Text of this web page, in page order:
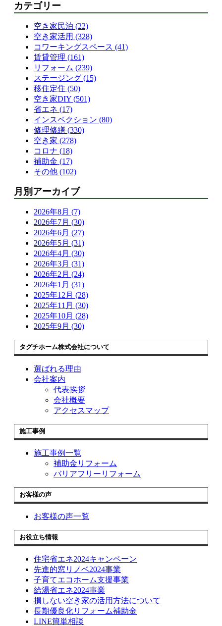
カテゴリー
空き家民泊 (22)
空き家活用 (328)
コワーキングスペース (41)
賃貸管理 (161)
リフォーム (239)
ステージング (15)
移住定住 (50)
空き家DIY (501)
省エネ (17)
インスペクション (80)
修理修繕 (330)
空き家 (278)
コロナ (18)
補助金 (17)
その他 (102)
月別アーカイブ
2026年8月 (7)
2026年7月 (30)
2026年6月 (27)
2026年5月 (31)
2026年4月 (30)
2026年3月 (31)
2026年2月 (24)
2026年1月 (31)
2025年12月 (28)
2025年11月 (30)
2025年10月 (28)
2025年9月 (30)
タグチホーム株式会社について
選ばれる理由
会社案内
代表挨拶
会社概要
アクセスマップ
施工事例
施工事例一覧
補助金リフォーム
バリアフリーリフォーム
お客様の声
お客様の声一覧
お役立ち情報
住宅省エネ2024キャンペーン
先進的窓リノベ2024事業
子育てエコホーム支援事業
給湯省エネ2024事業
損しない空き家の活用方法について
長期優良化リフォーム補助金
LINE簡単相談